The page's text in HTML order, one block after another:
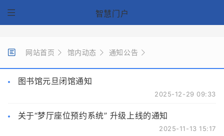
智慧门户
网站首页 馆内动态 通知公告
图书馆元旦闭馆通知
2025-12-29 09:33
关于“梦厅座位预约系统” 升级上线的通知
2025-11-13 15:17